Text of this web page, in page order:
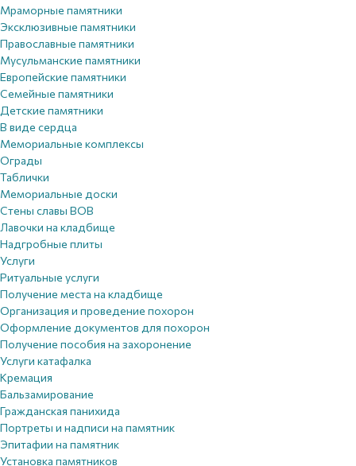
Мраморные памятники
Эксклюзивные памятники
Православные памятники
Мусульманские памятники
Европейские памятники
Семейные памятники
Детские памятники
В виде сердца
Мемориальные комплексы
Ограды
Таблички
Мемориальные доски
Стены славы ВОВ
Лавочки на кладбище
Надгробные плиты
Услуги
Ритуальные услуги
Получение места на кладбище
Организация и проведение похорон
Оформление документов для похорон
Получение пособия на захоронение
Услуги катафалка
Кремация
Бальзамирование
Гражданская панихида
Портреты и надписи на памятник
Эпитафии на памятник
Установка памятников